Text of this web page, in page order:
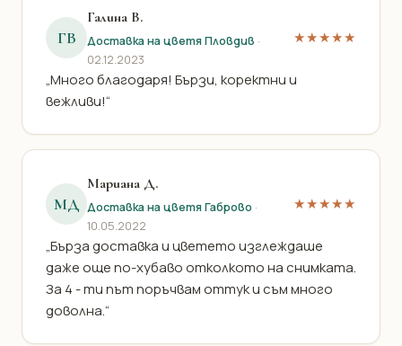
ГВ
Галина В.
Доставка на цветя Пловдив ·
02.12.2023
★★★★★
„Много благодаря! Бързи, коректни и
вежливи!“
МД
Мариана Д.
Доставка на цветя Габрово ·
10.05.2022
★★★★★
„Бърза доставка и цветето изглеждаше
даже още по-хубаво отколкото на снимката.
За 4 - ти път поръчвам оттук и съм много
доволна.“